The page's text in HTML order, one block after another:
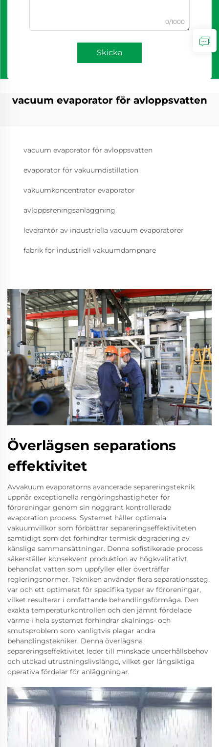
0/1000
Skicka
vacuum evaporator för avloppsvatten
vacuum evaporator för avloppsvatten
evaporator för vakuumdistillation
vakuumkoncentrator evaporator
avloppsreningsanläggning
leverantör av industriella vacuum evaporatorer
fabrik för industriell vakuumdampnare
Överlägsen separations
effektivitet
Avvakuum evaporatorns avancerade separeringsteknik
uppnår exceptionella rengöringshastigheter för
föroreningar genom sin noggrant kontrollerade
evaporation process. Systemet håller optimala
vakuumvillkor som förbättrar separeringseffektiviteten
samtidigt som det förhindrar termisk degradering av
känsliga sammansättningar. Denna sofistikerade process
säkerställer konsekvent produktion av högkvalitativt
behandlat vatten som uppfyller eller överträffar
regleringsnormer. Tekniken använder flera separationssteg,
var och ett optimerat för specifika typer av föroreningar,
vilket resulterar i omfattande behandlingsförmåga. Den
exakta temperaturkontrollen och den jämnt fördelade
värme i hela systemet förhindrar skalnings- och
smutsproblem som vanligtvis plagar andra
behandlingstekniker. Denna överlägsna
separeringseffektivitet leder till minskade underhållsbehov
och utökad utrustningslivslängd, vilket ger långsiktiga
operativa fördelar för anläggningar.